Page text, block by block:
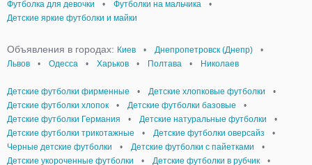
Футболка для девочки
• Футболки на мальчика
•
Детские яркие футболки и майки
Объявления в городах: Киев • Днепропетровск (Днепр)
•
Львов
• Одесса • Харьков • Полтава • Николаев
Детские футболки фирменные • Детские хлопковые футболки
•
Детские футболки хлопок
• Детские футболки базовые
•
Детские футболки Германия
• Детские натуральные футболки
•
Детские футболки трикотажные
• Детские футболки оверсайз
•
Черные детские футболки
• Детские футболки с пайетками
•
Детские укороченные футболки
• Детские футболки в рубчик
•